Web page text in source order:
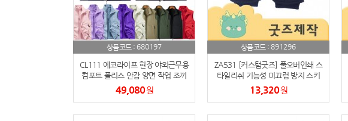
AP-100084
30 AP-100106
1 우산
2
3 타올
상품코드 : 680197
CL111 에코라이프 현장 야외근무용
컴포트 폴리스 안감 양면 작업 조끼
49,080원
상품코드 : 891296
ZA531 [커스텀굿즈] 풀오버인쇄 스
타일리쉬 기능성 미끄럼 방지 스키
장갑 (박스제작가능)
13,320원